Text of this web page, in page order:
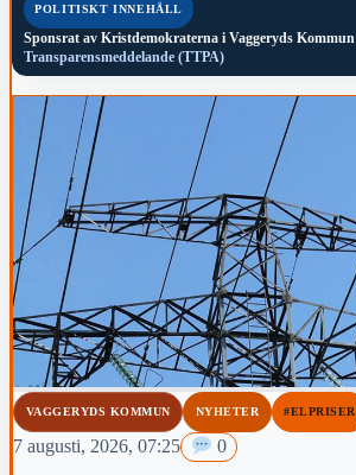
POLITISKT INNEHÅLL
Sponsrat av Kristdemokraterna i Vaggeryds Kommun
Transparensmeddelande (TTPA)
VAGGERYDS KOMMUN NYHETER #ELPRISER
7 augusti, 2026, 07:25 0